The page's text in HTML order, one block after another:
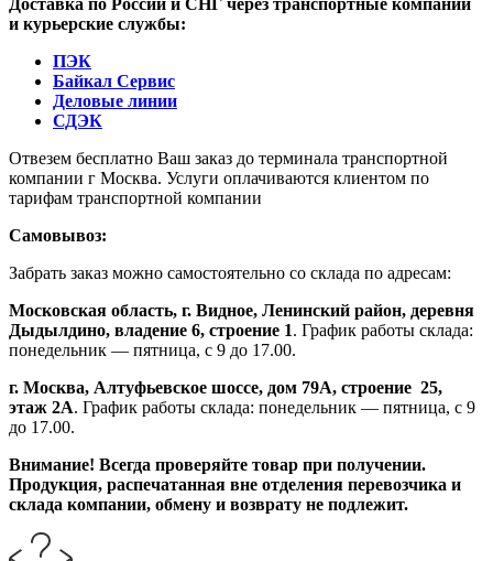
и курьерские службы:
ПЭК
Байкал Сервис
Деловые линии
СДЭК
Отвезем бесплатно Ваш заказ до терминала транспортной
компании г Москва. Услуги оплачиваются клиентом по
тарифам транспортной компании
Самовывоз:
Забрать заказ можно самостоятельно со склада по адресам:
Московская область, г. Видное, Ленинский район, деревня
Дыдылдино, владение 6, строение 1. График работы склада:
понедельник — пятница, с 9 до 17.00.
г. Москва, Алтуфьевское шоссе, дом 79А, строение 25,
этаж 2А. График работы склада: понедельник — пятница, с 9
до 17.00.
Внимание! Всегда проверяйте товар при получении.
Продукция, распечатанная вне отделения перевозчика и
склада компании, обмену и возврату не подлежит.